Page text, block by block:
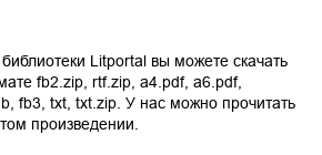
Litportal вы можете скачать
fb2.zip rtf.zip a4.pdf, a6.pdf,
fb3 txt txt.zip . У нас можно прочитать
произведении.